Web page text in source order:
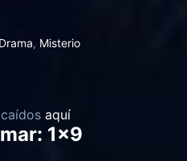
Drama, Misterio
aquí
1x9